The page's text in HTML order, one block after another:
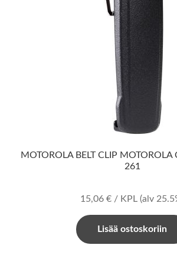
MOTOROLA BELT CLIP MOTOROLA
261
15,06 €/ KPL (alv
Lisää ostoskoriin